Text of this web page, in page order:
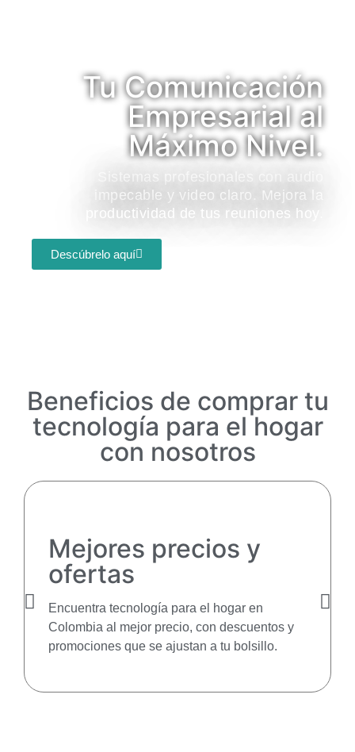
Tu Comunicación
Empresarial al
Máximo Nivel.
Sistemas profesionales con audio
impecable y video claro. Mejora la
productividad de tus reuniones hoy.
Descúbrelo aquí
Beneficios de comprar tu
tecnología para el hogar
con nosotros
Mejores precios y
ofertas
Encuentra tecnología para el hogar en
Colombia al mejor precio, con descuentos y
promociones que se ajustan a tu bolsillo.